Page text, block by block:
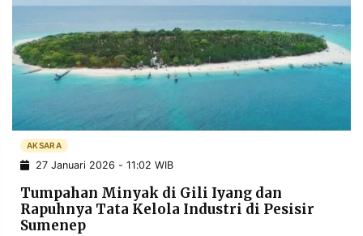
MANCA SPORT
PRIVACY
POLICY
BERITA
IKLAN TULISAN
PENGADUAN
AKSARA
27 Januari 2026 - 11:02 WIB
Tumpahan Minyak di Gili Iyang dan
Rapuhnya Tata Kelola Industri di Pesisir
Sumenep